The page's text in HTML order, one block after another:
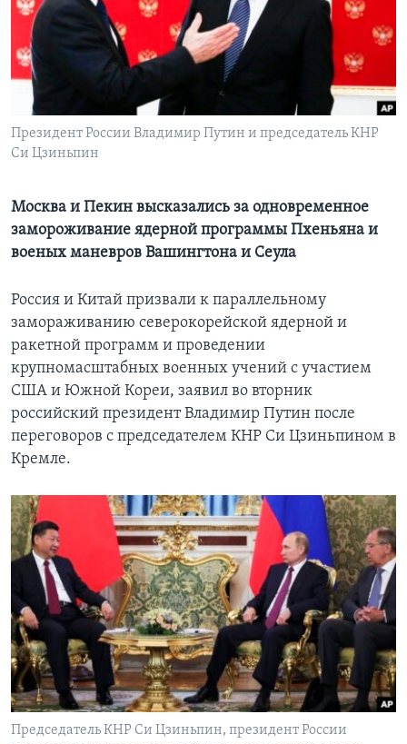
Learning English
СОЦИАЛЬНЫЕ СЕТИ
Президент России Владимир Путин и председатель КНР
Си Цзиньпин
Москва и Пекин высказались за одновременное
замороживание ядерной программы Пхеньяна и
военых маневров Вашингтона и Сеула
Россия и Китай призвали к параллельному
замораживанию северокорейской ядерной и
ракетной программ и проведении
крупномасштабных военных учений с участием
США и Южной Кореи, заявил во вторник
российский президент Владимир Путин после
переговоров с председателем КНР Си Цзиньпином в
Кремле.
Председатель КНР Си Цзиньпин, президент России